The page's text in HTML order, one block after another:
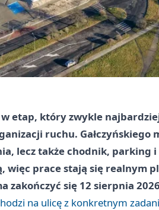
etap, który zwykle
ruchu. Gałczyńskiego
lecz także chodnik, parking
więc prace stają się realnym
zakończyć się 12 sierpnia
na ulicę z konkretnym